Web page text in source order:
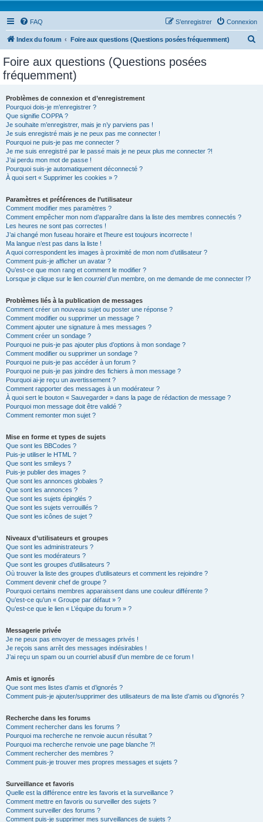
FAQ Connexion
S’enregistrer
Index du forum Foire aux questions (Questions posées fréquemment)
Foire aux questions (Questions posées
fréquemment)
Problèmes de connexion et d’enregistrement
Pourquoi dois-je m’enregistrer ?
Que signifie COPPA ?
Je souhaite m’enregistrer, mais je n’y parviens pas !
Je suis enregistré mais je ne peux pas me connecter !
Pourquoi ne puis-je pas me connecter ?
Je me suis enregistré par le passé mais je ne peux plus me connecter ?!
J’ai perdu mon mot de passe !
Pourquoi suis-je automatiquement déconnecté ?
À quoi sert « Supprimer les cookies » ?
Paramètres et préférences de l’utilisateur
Comment modifier mes paramètres ?
Comment empêcher mon nom d’apparaître dans la liste des membres connectés ?
Les heures ne sont pas correctes !
J’ai changé mon fuseau horaire et l’heure est toujours incorrecte !
Ma langue n’est pas dans la liste !
A quoi correspondent les images à proximité de mon nom d’utilisateur ?
Comment puis-je afficher un avatar ?
Qu’est-ce que mon rang et comment le modifier ?
Lorsque je clique sur le lien courrield’un membre, on me demande de me connecter !?
Problèmes liés à la publication de messages
Comment créer un nouveau sujet ou poster une réponse ?
Comment modifier ou supprimer un message ?
Comment ajouter une signature à mes messages ?
Comment créer un sondage ?
Pourquoi ne puis-je pas ajouter plus d’options à mon sondage ?
Comment modifier ou supprimer un sondage ?
Pourquoi ne puis-je pas accéder à un forum ?
Pourquoi ne puis-je pas joindre des fichiers à mon message ?
Pourquoi ai-je reçu un avertissement ?
Comment rapporter des messages à un modérateur ?
À quoi sert le bouton « Sauvegarder » dans la page de rédaction de message ?
Pourquoi mon message doit être validé ?
Comment remonter mon sujet ?
Mise en forme et types de sujets
Que sont les BBCodes ?
Puis-je utiliser le HTML ?
Que sont les smileys ?
Puis-je publier des images ?
Que sont les annonces globales ?
Que sont les annonces ?
Que sont les sujets épinglés ?
Que sont les sujets verrouillés ?
Que sont les icônes de sujet ?
Niveaux d’utilisateurs et groupes
Que sont les administrateurs ?
Que sont les modérateurs ?
Que sont les groupes d’utilisateurs ?
Où trouver la liste des groupes d’utilisateurs et comment les rejoindre ?
Comment devenir chef de groupe ?
Pourquoi certains membres apparaissent dans une couleur différente ?
Qu’est-ce qu’un « Groupe par défaut » ?
Qu’est-ce que le lien « L’équipe du forum » ?
Messagerie privée
Je ne peux pas envoyer de messages privés !
Je reçois sans arrêt des messages indésirables !
J’ai reçu un spam ou un courriel abusif d’un membre de ce forum !
Amis et ignorés
Que sont mes listes d’amis et d’ignorés ?
Comment puis-je ajouter/supprimer des utilisateurs de ma liste d’amis ou d’ignorés ?
Recherche dans les forums
Comment rechercher dans les forums ?
Pourquoi ma recherche ne renvoie aucun résultat ?
Pourquoi ma recherche renvoie une page blanche ?!
Comment rechercher des membres ?
Comment puis-je trouver mes propres messages et sujets ?
Surveillance et favoris
Quelle est la différence entre les favoris et la surveillance ?
Comment mettre en favoris ou surveiller des sujets ?
Comment surveiller des forums ?
Comment puis-je supprimer mes surveillances de sujets ?